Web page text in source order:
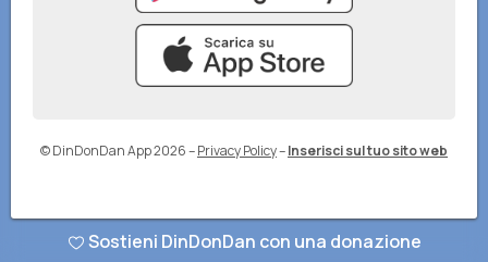
© DinDonDan App 2026–Privacy Policy–Inserisci sul tuo sito web
Sostieni DinDonDan con una donazione